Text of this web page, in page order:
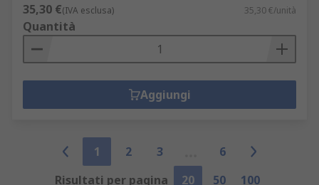
35,30 €(IVA esclusa) 35,30 €/unità
Quantità
Aggiungi
1 2 3
6
Risultati per pagina
20 50 100